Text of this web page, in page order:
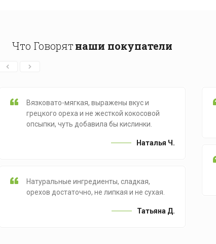
Что Говорятнаши покупатели
Вязковато-мягкая, выражены вкус и
грецкого ореха и не жесткой кокосовой
опсыпки, чуть добавила бы кислинки.
Наталья Ч.
Натуральные ингредиенты, сладкая,
орехов достаточно, не липкая и не сухая.
Татьяна Д.